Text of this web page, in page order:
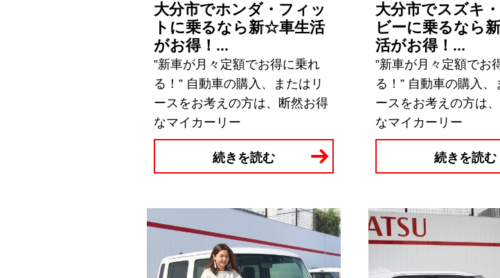
大分市でホンダ・フィッ
トに乗るなら新☆車生活
がお得！...
”新車が月々定額でお得に乗れ
る！” 自動車の購入、またはリ
ースをお考えの方は、断然お得
なマイカーリー
続きを読む
大分市でスズキ
ビーに乗るなら
活がお得！...
”新車が月々定額でお
る！” 自動車の購入、
ースをお考えの方は
なマイカーリー
続きを読む